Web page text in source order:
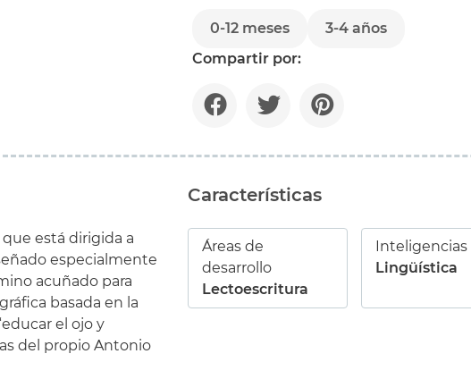
0-12 meses
3-4 años
Compartir por:
que está dirigida a
especialmente
acuñado para
basada en la
educar el ojo y
del propio Antonio
Características
Áreas de
desarrollo
Lectoescritura
Inteligencias
Lingüística